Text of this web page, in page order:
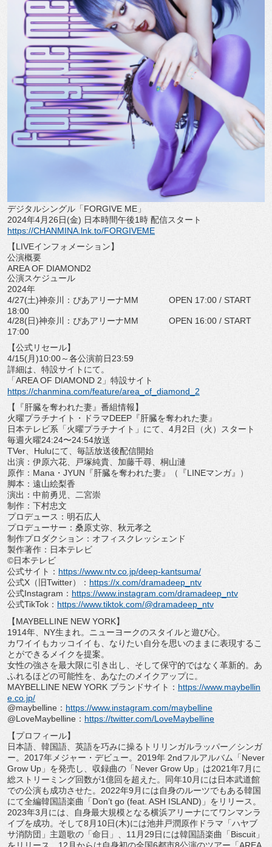
デジタルシングル「FORGIVE ME」
2024年4月26日(金) 日本時間午後1時 配信スタート
https://CHANMINA.lnk.to/FORGIVEME
【LIVEインフォメーション】
公演概要
AREA OF DIAMOND2
公演スケジュール
2024年
4/27(土)神奈川：ぴあアリーナMM OPEN 17:00 / START
18:00
4/28(日)神奈川：ぴあアリーナMM OPEN 16:00 / START
17:00
【公式リセール】
4/15(月)10:00～各公演前日23:59
詳細は、特設サイトにて。
「AREA OF DIAMOND 2」特設サイト
https://chanmina.com/feature/area_of_diamond_2
【『肝臓を奪われた妻』番組情報】
火曜プラチナイト・ドラマDEEP『肝臓を奪われた妻』
日本テレビ系「火曜プラチナイト」にて、4月2日（火）スタート
毎週火曜24:24〜24:54放送
TVer、Huluにて、毎話放送後配信開始
出演：伊原六花、戸塚純貴、加藤千尋、桐山漣
原作：Mana・JYUN『肝臓を奪われた妻』（『LINEマンガ』）
脚本：遠山絵梨香
演出：中前勇児、二宮崇
制作：下村忠文
プロデュース：明石広人
プロデューサー：桑原丈弥、秋元孝之
制作プロダクション：オフィスクレッシェンド
製作著作：日本テレビ
©日本テレビ
公式サイト： https://www.ntv.co.jp/deep-kantsuma/
公式X（旧Twitter）： https://x.com/dramadeep_ntv
公式Instagram： https://www. instagram.com/dramadeep_ntv
公式TikTok： https://www.tiktok. com/@dramadeep_ntv
【MAYBELLINE NEW YORK】
1914年、NY生まれ。ニューヨークのスタイルと遊び心。
カワイイもカッコイイも、 なりたい自分を思いのままに表現するこ
とができるメイクを提案。
女性の強さを最大限に引き出し、そして保守的ではなく革新的。 あ
ふれるほどの可能性を、あなたのメイクアップに。
MAYBELLINE NEW YORK ブランドサイト： https://www. maybellin
e.co.jp/
@maybelline： https://www. instagram.com/maybelline
@LoveMaybelline： https://twitter.com/LoveMaybelline
【プロフィール】
日本語、韓国語、英語を巧みに操るトリリンガルラッパー／シンガ
ー。2017年メジャー・デビュー。2019年 2ndフルアルバム「Never
Grow Up」を発売し、収録曲の「Never Grow Up」 は2021年7月に
総ストリーミング回数が1億回を超えた。 同年10月には日本武道館
での公演も成功させた。 2022年9月には自身のルーツでもある韓国
にて全編韓国語楽曲
「Don’t go (feat. ASH ISLAND)」をリリース。
2023年3月には、
自身最大規模となる横浜アリーナにてワンマンラ
イブを成功。 そして8月10日(木)には池井戸潤原作ドラマ「ハヤブ
サ消防団」主題歌の「命日」、 11月29日には韓国語楽曲「Biscuit」